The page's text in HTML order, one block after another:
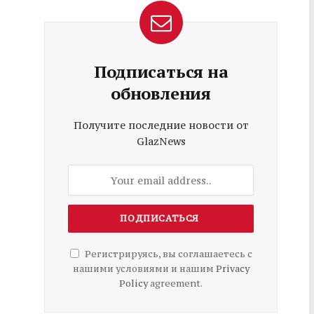
Подписаться на
обновления
Получите последние новости от
GlazNews
Регистрируясь, вы соглашаетесь с
нашими условиями и нашим Privacy
Policyagreement.